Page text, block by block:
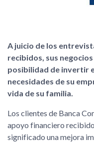
A juicio de los
recibidos, sus
posibilidad de invertir
necesidades de su
vida de su familia.
Los clientes de Banca
apoyo financiero
significado una mejora